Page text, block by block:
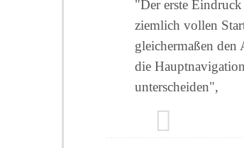
"Der erste
ziemlich vollen
gleichermaßen
die
unterscheiden",